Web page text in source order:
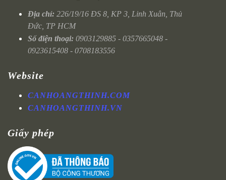
Địa chỉ: 226/19/16 ĐS 8, KP 3, Linh Xuân, Thủ
Đức, TP HCM
Số điện thoại: 0903129885 - 0357665048 -
0923615408 - 0708183556
Website
CANHOANGTHINH.COM
CANHOANGTHINH.VN
Giấy phép